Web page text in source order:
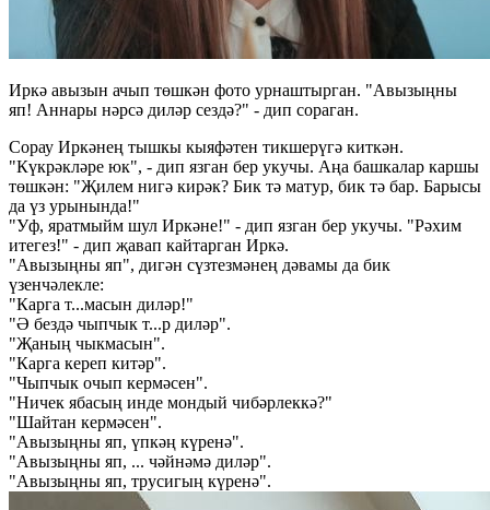
Иркә авызын ачып төшкән фото урнаштырган. "Авызыңны
яп! Аннары нәрсә диләр сездә?" - дип сораган.
Сорау Иркәнең тышкы кыяфәтен тикшерүгә киткән.
"Күкрәкләре юк", - дип язган бер укучы. Аңа башкалар каршы
төшкән: "Җилем нигә кирәк? Бик тә матур, бик тә бар. Барысы
да үз урынында!"
"Уф, яратмыйм шул Иркәне!" - дип язган бер укучы. "Рәхим
итегез!" - дип җавап кайтарган Иркә.
"Авызыңны яп", дигән сүзтезмәнең дәвамы да бик
үзенчәлекле:
"Карга т...масын диләр!"
"Ә бездә чыпчык т...р диләр".
"Җаның чыкмасын".
"Карга кереп китәр".
"Чыпчык очып кермәсен".
"Ничек ябасың инде мондый чибәрлеккә?"
"Ша️йтан кермәсен".
"Авызыңны яп, үпкәң күренә".
"Авызыңны яп, ... чәйнәмә диләр".
"Авызыңны яп, трусигың күренә".